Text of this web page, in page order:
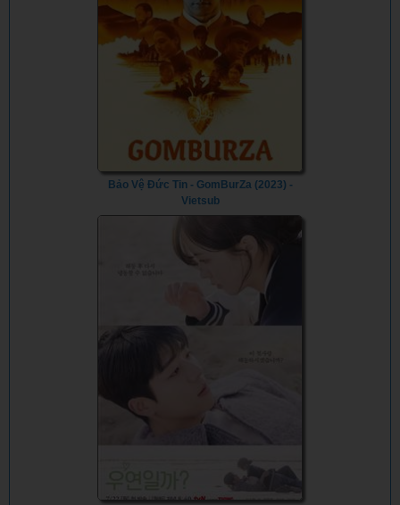
Bảo Vệ Đức Tin - GomBurZa (2023) -
Vietsub